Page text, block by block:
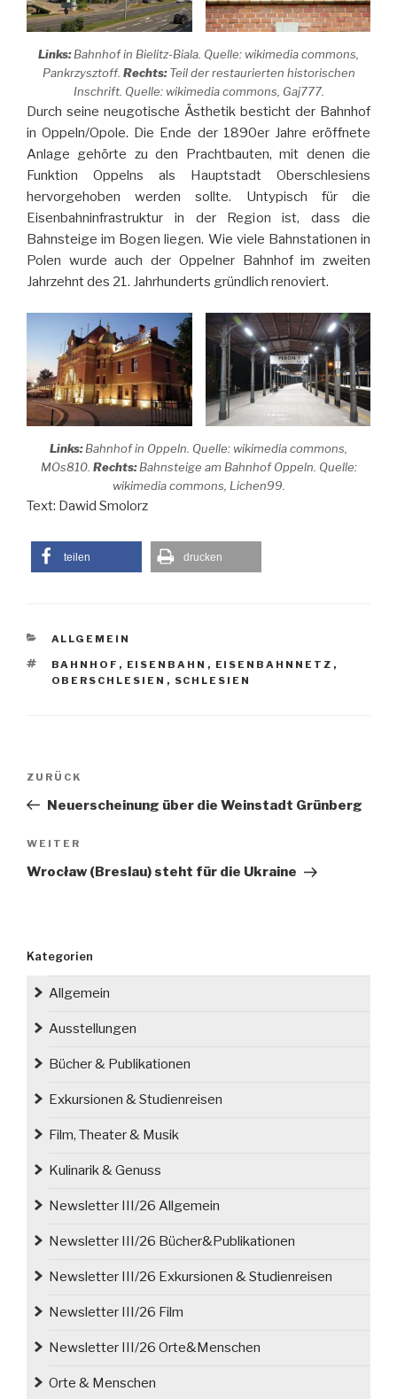
Links:Bahnhof in Bielitz-Biala. Quelle: wikimedia commons,
Pankrzysztoff. Rechts:Teil der restaurierten historischen
Inschrift. Quelle: wikimedia commons, Gaj777.
Durch seine neugotische Ästhetik besticht der Bahnhof
in Oppeln/Opole. Die Ende der 1890er Jahre eröffnete
Anlage gehörte zu den Prachtbauten, mit denen die
Funktion Oppelns als Hauptstadt Oberschlesiens
hervorgehoben werden sollte. Untypisch für die
Eisenbahninfrastruktur in der Region ist, dass die
Bahnsteige im Bogen liegen. Wie viele Bahnstationen in
Polen wurde auch der Oppelner Bahnhof im zweiten
Jahrzehnt des 21. Jahrhunderts gründlich renoviert.
Links:Bahnhof in Oppeln. Quelle: wikimedia commons,
MOs810. Rechts:Bahnsteige am Bahnhof Oppeln. Quelle:
wikimedia commons, Lichen99.
Text: Dawid Smolorz
teilen drucken
KATEGORIEN
ALLGEMEIN
SCHLAGWÖRTER
BAHNHOF , EISENBAHN , EISENBAHNNETZ ,
OBERSCHLESIEN , SCHLESIEN
Vorheriger
Beitrag
ZURÜCK
Neuerscheinung über die Weinstadt Grünberg
Nächster
Beitrag
WEITER
Wrocław (Breslau) steht für die Ukraine
Kategorien
Allgemein
Ausstellungen
Bücher & Publikationen
Exkursionen & Studienreisen
Film, Theater & Musik
Kulinarik & Genuss
Newsletter III/26 Allgemein
Newsletter III/26 Bücher&Publikationen
Newsletter III/26 Exkursionen & Studienreisen
Newsletter III/26 Film
Newsletter III/26 Orte&Menschen
Orte & Menschen